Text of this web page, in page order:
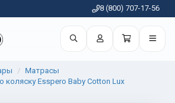
8 (800) 707-17-56
Матрасы
коляску Esspero Baby Cotton Lux